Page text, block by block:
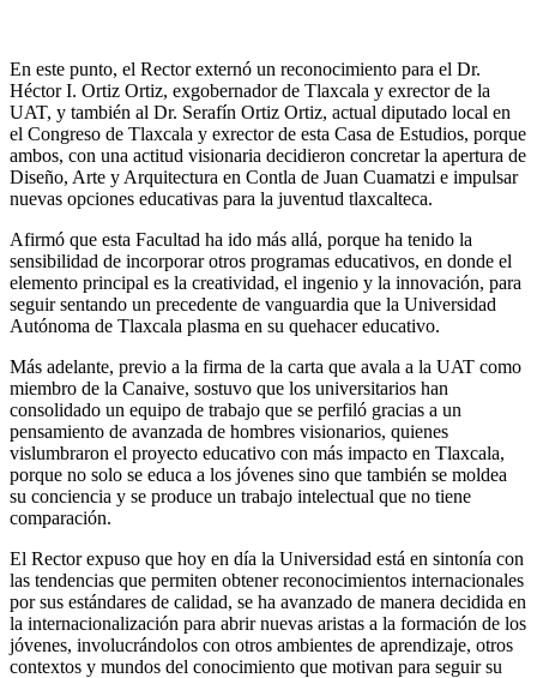
En este punto, el Rector externó un reconocimiento para el Dr.
Héctor I. Ortiz Ortiz, exgobernador de Tlaxcala y exrector de la
UAT, y también al Dr. Serafín Ortiz Ortiz, actual diputado local en
el Congreso de Tlaxcala y exrector de esta Casa de Estudios, porque
ambos, con una actitud visionaria decidieron concretar la apertura de
Diseño, Arte y Arquitectura en Contla de Juan Cuamatzi e impulsar
nuevas opciones educativas para la juventud tlaxcalteca.
Afirmó que esta Facultad ha ido más allá, porque ha tenido la
sensibilidad de incorporar otros programas educativos, en donde el
elemento principal es la creatividad, el ingenio y la innovación, para
seguir sentando un precedente de vanguardia que la Universidad
Autónoma de Tlaxcala plasma en su quehacer educativo.
Más adelante, previo a la firma de la carta que avala a la UAT como
miembro de la Canaive, sostuvo que los universitarios han
consolidado un equipo de trabajo que se perfiló gracias a un
pensamiento de avanzada de hombres visionarios, quienes
vislumbraron el proyecto educativo con más impacto en Tlaxcala,
porque no solo se educa a los jóvenes sino que también se moldea
su conciencia y se produce un trabajo intelectual que no tiene
comparación.
El Rector expuso que hoy en día la Universidad está en sintonía con
las tendencias que permiten obtener reconocimientos internacionales
por sus estándares de calidad, se ha avanzado de manera decidida en
la internacionalización para abrir nuevas aristas a la formación de los
jóvenes, involucrándolos con otros ambientes de aprendizaje, otros
contextos y mundos del conocimiento que motivan para seguir su